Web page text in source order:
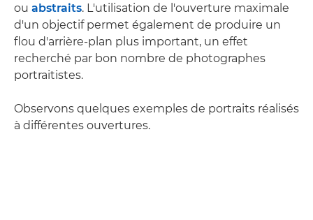
ou abstraits. L'utilisation de l'ouverture maximale
d'un objectif permet également de produire un
flou d'arrière-plan plus important, un effet
recherché par bon nombre de photographes
portraitistes.
Observons quelques exemples de portraits réalisés
à différentes ouvertures.